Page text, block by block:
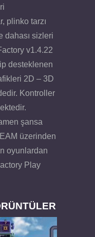
plinko tarzı
dahası sizleri
v1.4.22
desteklenen
2D – 3D
Kontroller
şansa
üzerinden
oyunlardan
Play